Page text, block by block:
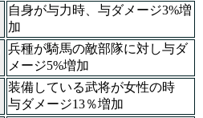
自身が与力時、与ダメージ3%増
加
兵種が騎馬の敵部隊に対し与ダ
メージ5%増加
装備している武将が女性の時
与ダメージ13％増加